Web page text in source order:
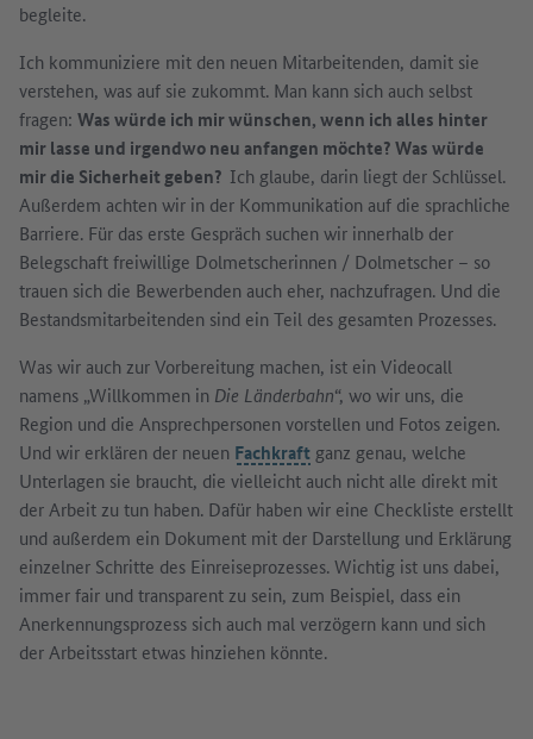
begleite.
Ich kommuniziere mit den neuen Mitarbeitenden, damit sie
verstehen, was auf sie zukommt. Man kann sich auch selbst
fragen: Was würde ich mir wünschen, wenn ich alles hinter
mir lasse und irgendwo neu anfangen möchte? Was würde
mir die Sicherheit geben? Ich glaube, darin liegt der Schlüssel.
Außerdem achten wir in der Kommunikation auf die sprachliche
Barriere. Für das erste Gespräch suchen wir innerhalb der
Belegschaft freiwillige Dolmetscherinnen / Dolmetscher – so
trauen sich die Bewerbenden auch eher, nachzufragen. Und die
Bestandsmitarbeitenden sind ein Teil des gesamten Prozesses.
Was wir auch zur Vorbereitung machen, ist ein Videocall
namens „Willkommen in Die Länderbahn“, wo wir uns, die
Region und die Ansprechpersonen vorstellen und Fotos zeigen.
Und wir erklären der neuen Fachkraft ganz genau, welche
Unterlagen sie braucht, die vielleicht auch nicht alle direkt mit
der Arbeit zu tun haben. Dafür haben wir eine Checkliste erstellt
und außerdem ein Dokument mit der Darstellung und Erklärung
einzelner Schritte des Einreiseprozesses. Wichtig ist uns dabei,
immer fair und transparent zu sein, zum Beispiel, dass ein
Anerkennungsprozess sich auch mal verzögern kann und sich
der Arbeitsstart etwas hinziehen könnte.